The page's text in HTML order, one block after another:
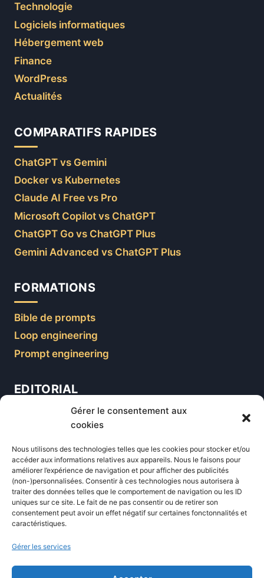
Gérer le consentement aux
cookies
Nous utilisons des technologies telles que les cookies pour stocker et/ou
accéder aux informations relatives aux appareils. Nous le faisons pour
améliorer l’expérience de navigation et pour afficher des publicités
(non-)personnalisées. Consentir à ces technologies nous autorisera à
traiter des données telles que le comportement de navigation ou les ID
uniques sur ce site. Le fait de ne pas consentir ou de retirer son
consentement peut avoir un effet négatif sur certaines fonctonnalités et
caractéristiques.
Gérer les services
Technologie
Logiciels informatiques
Hébergement web
Finance
WordPress
Actualités
COMPARATIFS RAPIDES
ChatGPT vs Gemini
Docker vs Kubernetes
Claude AI Free vs Pro
Microsoft Copilot vs ChatGPT
ChatGPT Go vs ChatGPT Plus
Gemini Advanced vs ChatGPT Plus
FORMATIONS
Bible de prompts
Loop engineering
Prompt engineering
EDITORIAL
Formations
Newsletter
Équipe éditoriale
Politique éditoriale
Méthodologie de test
Transparence et affiliation
CritiquePlus dans les médias